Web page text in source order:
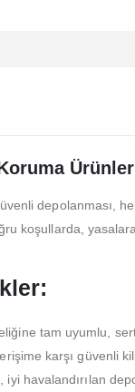
depolanması,
koşullarda,
tam uyumlu,
karşı güvenli
iyi havalandırılan